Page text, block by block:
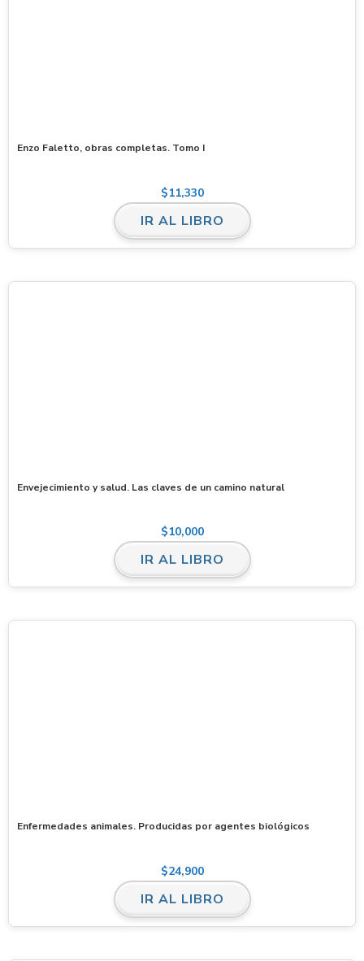
Enzo Faletto, obras completas. Tomo I
$11,330
IR AL LIBRO
Envejecimiento y salud. Las claves de un camino natural
$10,000
IR AL LIBRO
Enfermedades animales. Producidas por agentes biológicos
$24,900
IR AL LIBRO